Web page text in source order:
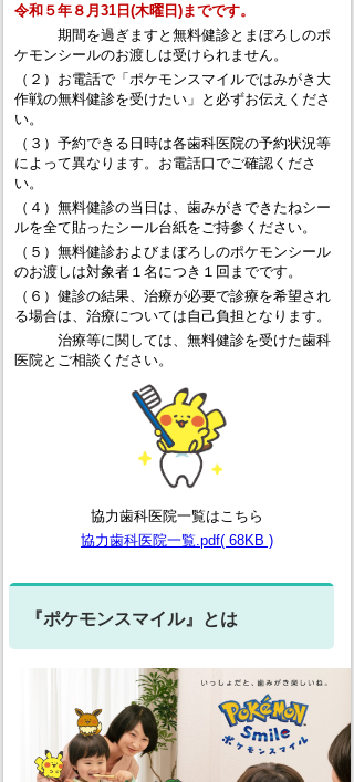
令和５年８月31日(木曜日)までです。
期間を過ぎますと無料健診とまぼろしのポ
ケモンシールのお渡しは受けられません。
（２）お電話で「ポケモンスマイルではみがき大
作戦の無料健診を受けたい」と必ずお伝えくださ
い。
（３）予約できる日時は各歯科医院の予約状況等
によって異なります。お電話口でご確認くださ
い。
（４）無料健診の当日は、歯みがきできたねシー
ルを全て貼ったシール台紙をご持参ください。
（５）無料健診およびまぼろしのポケモンシール
のお渡しは対象者１名につき１回までです。
（６）健診の結果、治療が必要で診療を希望され
る場合は、治療については自己負担となります。
治療等に関しては、無料健診を受けた歯科
医院とご相談ください。
協力歯科医院一覧はこちら
協力歯科医院一覧.pdf( 68KB )
『ポケモンスマイル』とは